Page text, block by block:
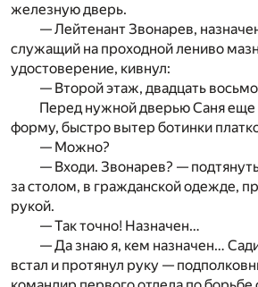
железную дверь.
— Лейтенант Звонарев,
служащий на проходной лениво
удостоверение, кивнул:
— Второй этаж, двадцать
Перед нужной дверью Саня еще
форму, быстро вытер ботинки
— Можно?
— Входи. Звонарев? —
за столом, в гражданской одежде,
рукой.
— Так точно! Назначен…
— Да знаю я, кем назначен…
встал и протянул руку —